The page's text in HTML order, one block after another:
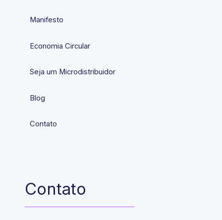
Manifesto
Economia Circular
Seja um Microdistribuidor
Blog
Contato
Contato